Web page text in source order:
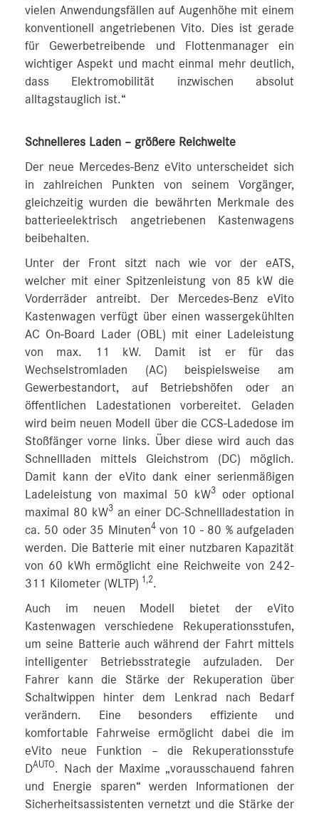
vielen Anwendungsfällen auf Augenhöhe mit einem
konventionell angetriebenen Vito. Dies ist gerade
für Gewerbetreibende und Flottenmanager ein
wichtiger Aspekt und macht einmal mehr deutlich,
dass Elektromobilität inzwischen absolut
alltagstauglich ist.“
Schnelleres Laden – größere Reichweite
Der neue Mercedes‑Benz eVito unterscheidet sich
in zahlreichen Punkten von seinem Vorgänger,
gleichzeitig wurden die bewährten Merkmale des
batterieelektrisch angetriebenen Kastenwagens
beibehalten.
Unter der Front sitzt nach wie vor der eATS,
welcher mit einer Spitzenleistung von 85 kW die
Vorderräder antreibt. Der Mercedes‑Benz eVito
Kastenwagen verfügt über einen wassergekühlten
AC On-Board Lader (OBL) mit einer Ladeleistung
von max. 11 kW. Damit ist er für das
Wechselstromladen (AC) beispielsweise am
Gewerbestandort, auf Betriebshöfen oder an
öffentlichen Ladestationen vorbereitet. Geladen
wird beim neuen Modell über die CCS-Ladedose im
Stoßfänger vorne links. Über diese wird auch das
Schnellladen mittels Gleichstrom (DC) möglich.
Damit kann der eVito dank einer serienmäßigen
Ladeleistung von maximal 50 kW3
oder optional
maximal 80 kW3 an einer DC-Schnellladestation in
ca. 50 oder 35 Minuten4von 10 ‑ 80 % aufgeladen
werden. Die Batterie mit einer nutzbaren Kapazität
von 60 kWh ermöglicht eine Reichweite von 242-
311 Kilometer (WLTP) 1,2.
Auch im neuen Modell bietet der eVito
Kastenwagen verschiedene Rekuperationsstufen,
um seine Batterie auch während der Fahrt mittels
intelligenter Betriebsstrategie aufzuladen. Der
Fahrer kann die Stärke der Rekuperation über
Schaltwippen hinter dem Lenkrad nach Bedarf
verändern. Eine besonders effiziente und
komfortable Fahrweise ermöglicht dabei die im
eVito neue Funktion – die Rekuperationsstufe
DAUTO. Nach der Maxime „vorausschauend fahren
und Energie sparen“ werden Informationen der
Sicherheitsassistenten vernetzt und die Stärke der